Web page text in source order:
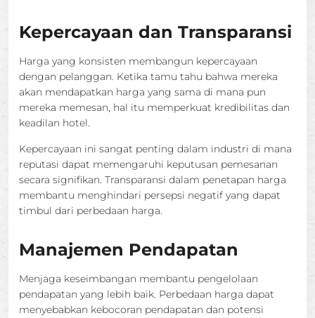
Kepercayaan dan Transparansi
Harga yang konsisten membangun kepercayaan
dengan pelanggan. Ketika tamu tahu bahwa mereka
akan mendapatkan harga yang sama di mana pun
mereka memesan, hal itu memperkuat kredibilitas dan
keadilan hotel.
Kepercayaan ini sangat penting dalam industri di mana
reputasi dapat memengaruhi keputusan pemesanan
secara signifikan. Transparansi dalam penetapan harga
membantu menghindari persepsi negatif yang dapat
timbul dari perbedaan harga.
Manajemen Pendapatan
Menjaga keseimbangan membantu pengelolaan
pendapatan yang lebih baik. Perbedaan harga dapat
menyebabkan kebocoran pendapatan dan potensi